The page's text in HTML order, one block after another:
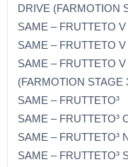
DRIVE (FARMOTION
SAME – FRUTTETO
SAME – FRUTTETO
SAME – FRUTTETO
(FARMOTION STAGE
SAME – FRUTTETO³
SAME – FRUTTETO³
SAME – FRUTTETO³
SAME – FRUTTETO³